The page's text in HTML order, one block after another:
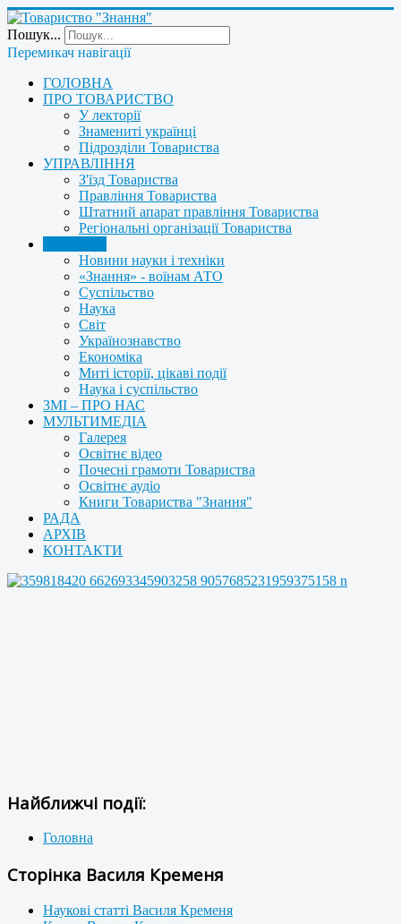
Пошук...
Перемикач навігації
ГОЛОВНА
ПРО ТОВАРИСТВО
У лекторії
Знамениті українці
Підрозділи Товариства
УПРАВЛІННЯ
З'їзд Товариства
Правління Товариства
Штатний апарат правління Товариства
Регіональні організації Товариства
Новини науки і техніки
«Знання» - воїнам АТО
Суспільство
Наука
Світ
Українознавство
Економіка
Миті історії, цікаві події
Наука і суспільство
ЗМІ – ПРО НАС
МУЛЬТИМЕДІА
Галерея
Освітнє відео
Почесні грамоти Товариства
Освітнє аудіо
Книги Товариства "Знання"
РАДА
АРХІВ
КОНТАКТИ
Найближчі події:
Головна
Сторінка Василя Кременя
Наукові статті Василя Кременя